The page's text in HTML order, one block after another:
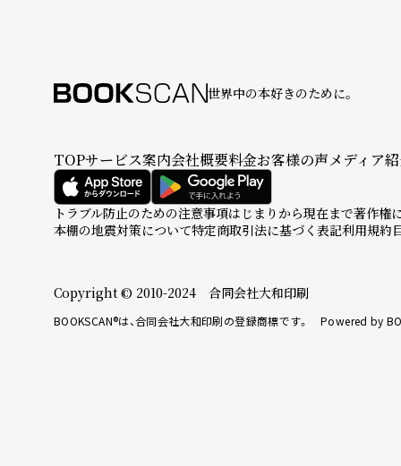
世界中の本好きのために。
TOPサービス案内会社概要料金お客様の声メディア
トラブル防止のための注意事項はじまりから現在まで著作権
本棚の地震対策について特定商取引法に基づく表記利用規約
Copyright © 2010-2024 合同会社大和印刷
BOOKSCAN®は、合同会社大和印刷の登録商標です。 Powered by